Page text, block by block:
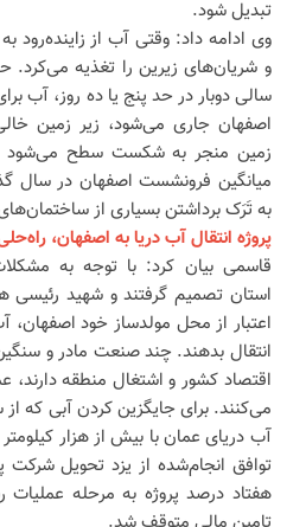
تبدیل شود.
وی ادامه داد: وقتی آب از زاینده‌رود
و شریان‌های زیرین را تغذیه
سالی دوبار در حد پنج یا ده روز، آب
اصفهان جاری می‌شود، زیر زمین
زمین منجر به شکست سطح می‌شود
به تَرَک برداشتن بسیاری از
پروژه انتقال آب دریا به اصفهان،
قاسمی بیان کرد: با توجه به
استان تصمیم گرفتند و شهید رئیسی
اعتبار از محل مولدساز خود اصفهان،
انتقال بدهند. چند صنعت مادر و
اقتصاد کشور و اشتغال منطقه
می‌کنند. برای جایگزین کردن آبی که
آب دریای عمان با بیش از هزار
توافق انجام‌شده از یزد تحویل
هفتاد درصد پروژه به مرحله